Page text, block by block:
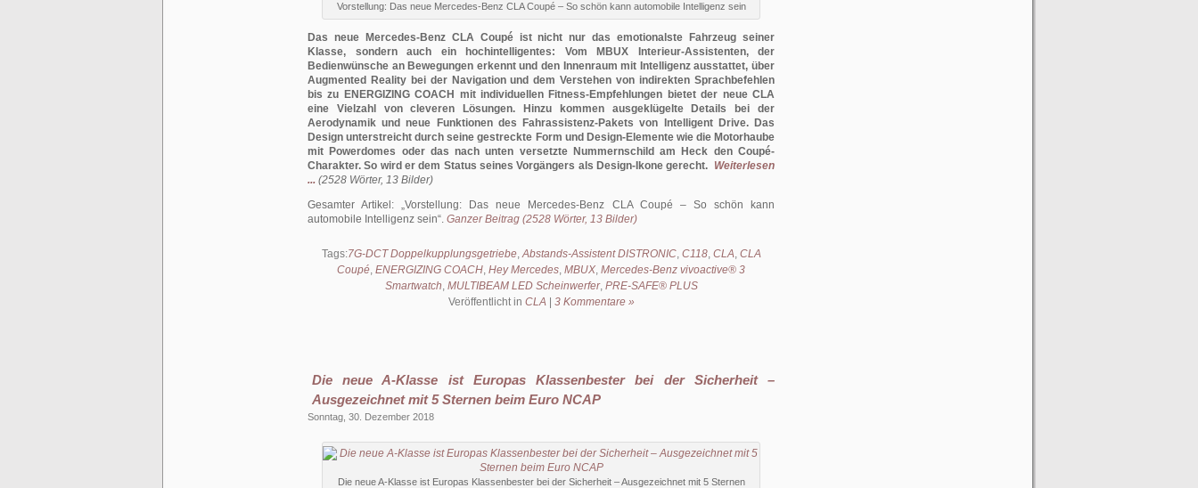
Vorstellung: Das neue Mercedes-Benz CLA Coupé – So schön kann automobile Intelligenz sein
Das neue Mercedes-Benz CLA Coupé ist nicht nur das emotionalste Fahrzeug seiner
Klasse, sondern auch ein hochintelligentes: Vom MBUX Interieur-Assistenten, der
Bedienwünsche an Bewegungen erkennt und den Innenraum mit Intelligenz ausstattet, über
Augmented Reality bei der Navigation und dem Verstehen von indirekten Sprachbefehlen
bis zu ENERGIZING COACH mit individuellen Fitness-Empfehlungen bietet der neue CLA
eine Vielzahl von cleveren Lösungen. Hinzu kommen ausgeklügelte Details bei der
Aerodynamik und neue Funktionen des Fahrassistenz-Pakets von Intelligent Drive. Das
Design unterstreicht durch seine gestreckte Form und Design-Elemente wie die Motorhaube
mit Powerdomes oder das nach unten versetzte Nummernschild am Heck den Coupé-
Charakter. So wird er dem Status seines Vorgängers als Design-Ikone gerecht. Weiterlesen
... (2528 Wörter, 13 Bilder)
Gesamter Artikel: Vorstellung: Das neue Mercedes-Benz CLA Coupé – So schön kann
automobile Intelligenz sein . Ganzer Beitrag (2528 Wörter, 13 Bilder)
Tags:7G-DCT Doppelkupplungsgetriebe,Abstands-Assistent DISTRONIC, C118, CLA, CLA
Coupé, ENERGIZING COACH, Hey Mercedes, MBUX, Mercedes-Benz vivoactive® 3
Smartwatch, MULTIBEAM LED Scheinwerfer, PRE-SAFE® PLUS
Veröffentlicht in CLA| 3 Kommentare »
Die neue A-Klasse ist Europas Klassenbester bei der Sicherheit –
Ausgezeichnet mit 5 Sternen beim Euro NCAP
Sonntag, 30. Dezember 2018
Die neue A-Klasse ist Europas Klassenbester bei der Sicherheit – Ausgezeichnet mit 5 Sternen